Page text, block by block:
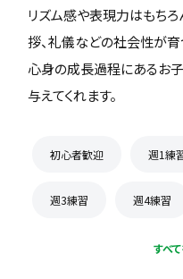
リズム感や表現力はもち
拶、礼儀などの社会性が育
心身の成長過程にあるお
与えてくれます。
初心者歓迎 週1練
週3練習 週4練習